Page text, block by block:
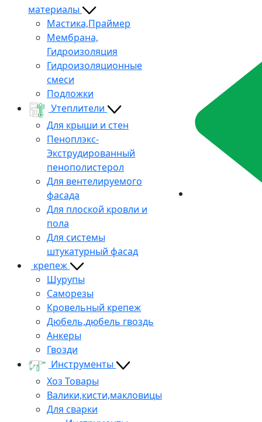
материалы
Мастика,Праймер
Мембрана,
Гидроизоляция
Гидроизоляционные
смеси
Подложки
Утеплители
Для крыши и стен
Пеноплэкс-
Экструдированный
пенополистерол
Для вентелируемого
фасада
Для плоской кровли и
пола
Для системы
штукатурный фасад
крепеж
Шурупы
Саморезы
Кровельный крепеж
Дюбель,дюбель гвоздь
Анкеры
Гвозди
Инструменты
Хоз Товары
Валики,кисти,макловицы
Для сварки